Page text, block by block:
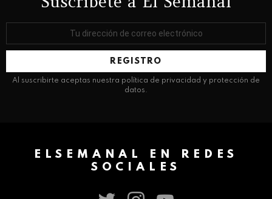
correo
Al suscribirte aceptas nuestra política de privacidad y protección de
datos.
ELSEMANAL EN REDES
SOCIALES